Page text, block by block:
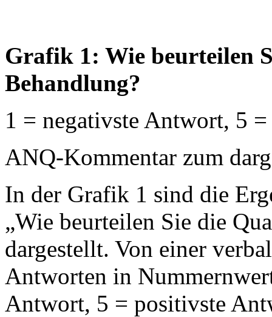
Grafik 1: Wie beurteilen
Behandlung?
1 = negativste Antwort, 5
ANQ-Kommentar zum
In der Grafik 1 sind die
„Wie beurteilen Sie die
dargestellt. Von einer
Antworten in
Antwort, 5 = positivste